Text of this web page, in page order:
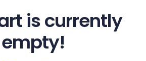
is currently
empty!